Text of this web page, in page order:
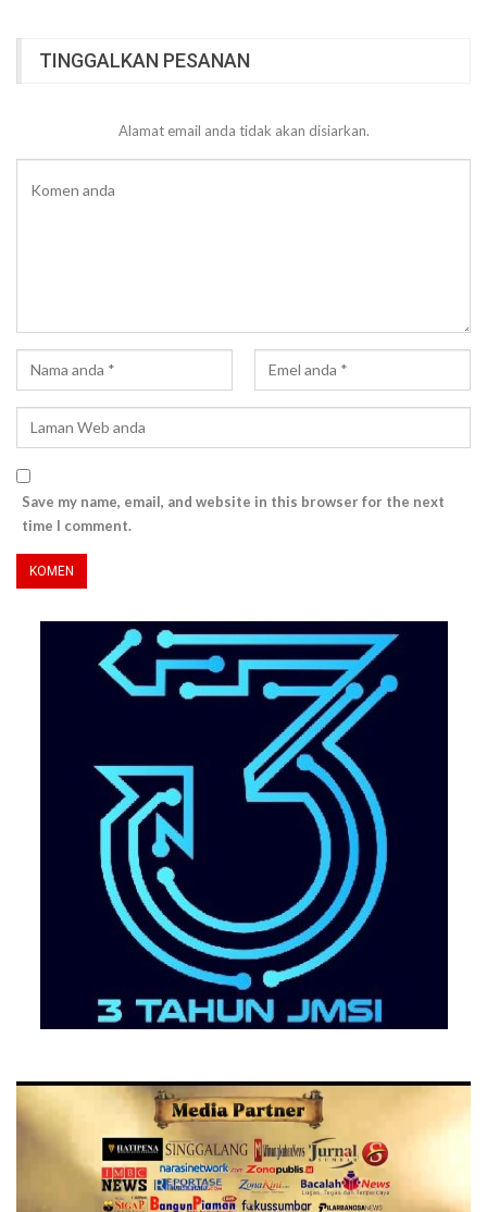
TINGGALKAN PESANAN
Alamat email anda tidak akan disiarkan.
Save my name, email, and website in this browser for the next
time I comment.